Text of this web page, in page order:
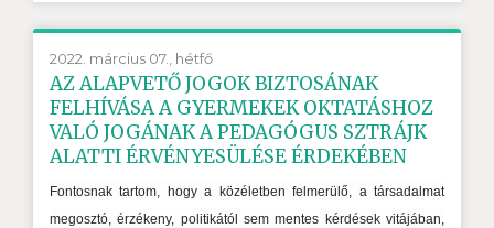
2022. március 07., hétfő
AZ ALAPVETŐ JOGOK BIZTOSÁNAK
FELHÍVÁSA A GYERMEKEK OKTATÁSHOZ
VALÓ JOGÁNAK A PEDAGÓGUS SZTRÁJK
ALATTI ÉRVÉNYESÜLÉSE ÉRDEKÉBEN
Fontosnak tartom, hogy a közéletben felmerülő, a társadalmat
megosztó, érzékeny, politikától sem mentes kérdések vitájában,